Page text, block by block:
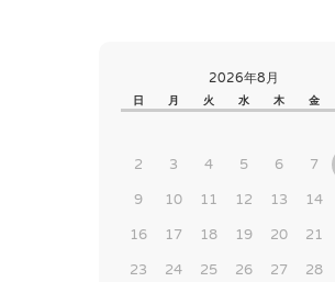
2026年8月
日 月 火 水 木 金
2
3 4 5 6 7
9
10 11 12 13 14
16
17 18 19 20 21
23
24 25 26 27 28